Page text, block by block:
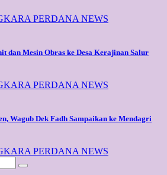
PERDANA NEWS
dan Mesin Obras ke Desa Kerajinan Salur
PERDANA NEWS
Wagub Dek Fadh Sampaikan ke Mendagri
PERDANA NEWS